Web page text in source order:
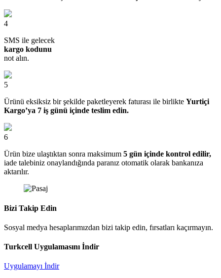
4
SMS ile gelecek
kargo kodunu
not alın.
5
Ürünü eksiksiz bir şekilde paketleyerek faturası ile birlikte Yurtiçi
Kargo’ya 7 iş günü içinde teslim edin.
6
Ürün bize ulaştıktan sonra maksimum 5 gün içinde kontrol edilir,
iade talebiniz onaylandığında paranız otomatik olarak bankanıza
aktarılır.
Bizi Takip Edin
Sosyal medya hesaplarımızdan bizi takip edin, fırsatları kaçırmayın.
Turkcell Uygulamasını İndir
Uygulamayı İndir